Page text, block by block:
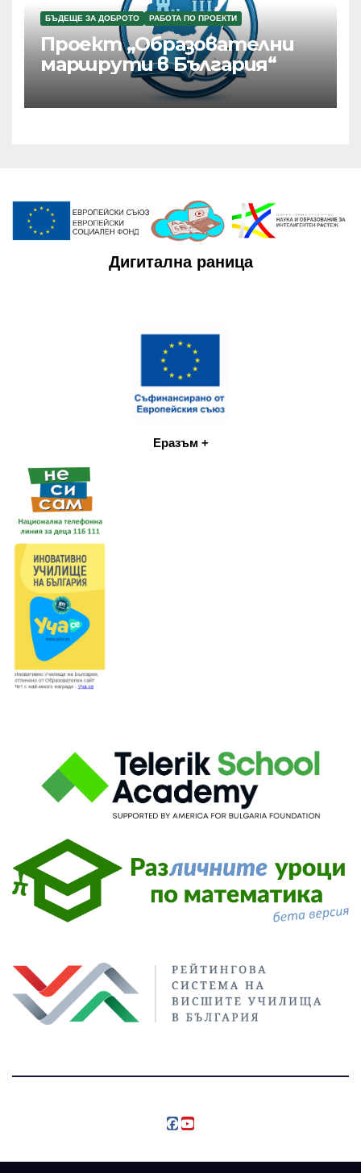
БЪДЕЩЕ ЗА ДОБРОТО РАБОТА ПО ПРОЕКТИ
Проект „Образователни
маршрути в България“
Дигитална раница
Еразъм +